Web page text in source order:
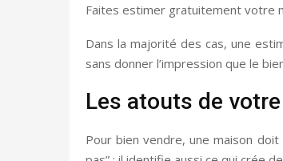
Faites estimer gratuitement votre
Dans la majorité des cas, une
sans donner l’impression que le
Les atouts de
Pour bien vendre, une maison